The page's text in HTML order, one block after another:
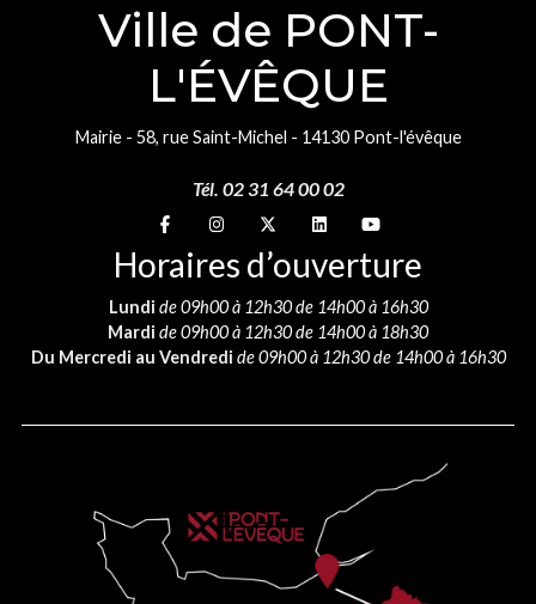
Ville de PONT-
L'ÉVÊQUE
Mairie - 58, rue Saint-Michel - 14130 Pont-l'évêque
Tél. 02 31 64 00 02
Suivez-nous sur
Suivez-nous sur
Suivez-nous sur
Suivez-nous sur
Suivez-nous sur
Horaires d’ouverture
Lundi de 09h00 à 12h30 de 14h00 à 16h30
Mardi de 09h00 à 12h30 de 14h00 à 18h30
Du Mercredi au Vendredi de 09h00 à 12h30 de 14h00 à 16h30